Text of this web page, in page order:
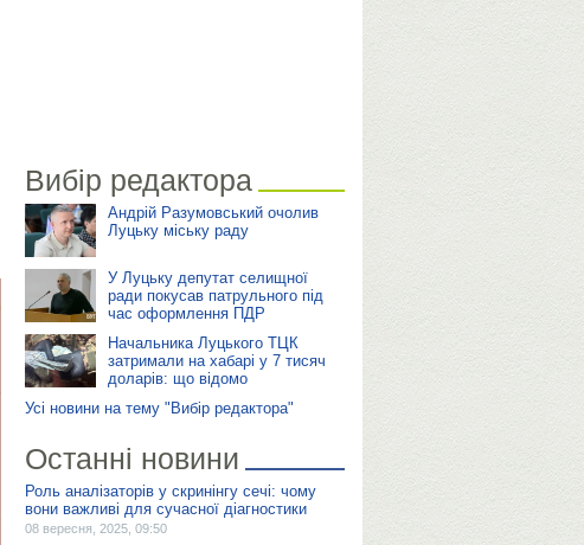
Вибір редактора
Андрій Разумовський очолив
Луцьку міську раду
У Луцьку депутат селищної
ради покусав патрульного під
час оформлення ПДР
Начальника Луцького ТЦК
затримали на хабарі у 7 тисяч
доларів: що відомо
Усі новини на тему "Вибір редактора"
Останні новини
Роль аналізаторів у скринінгу сечі: чому
вони важливі для сучасної діагностики
08 вересня, 2025, 09:50